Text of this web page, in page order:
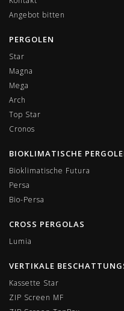
Angebot bitten
PERGOLEN
Star
Magna
Mega
Arch
Top Star
Cronos
BIOKLIMATISCHE
Bioklimatische Futura
Persa
Bio-Persa
CROSS PERGOLAS
Lumia
VERTIKALE
Kassette Star
ZIP Screen MF